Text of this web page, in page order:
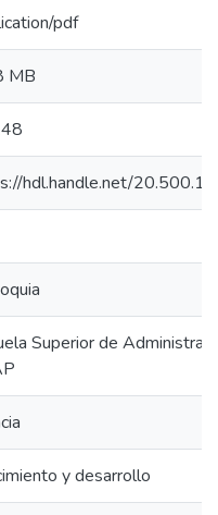
pdf
MB
hdl.handle.net/
Superior de
y desarrollo